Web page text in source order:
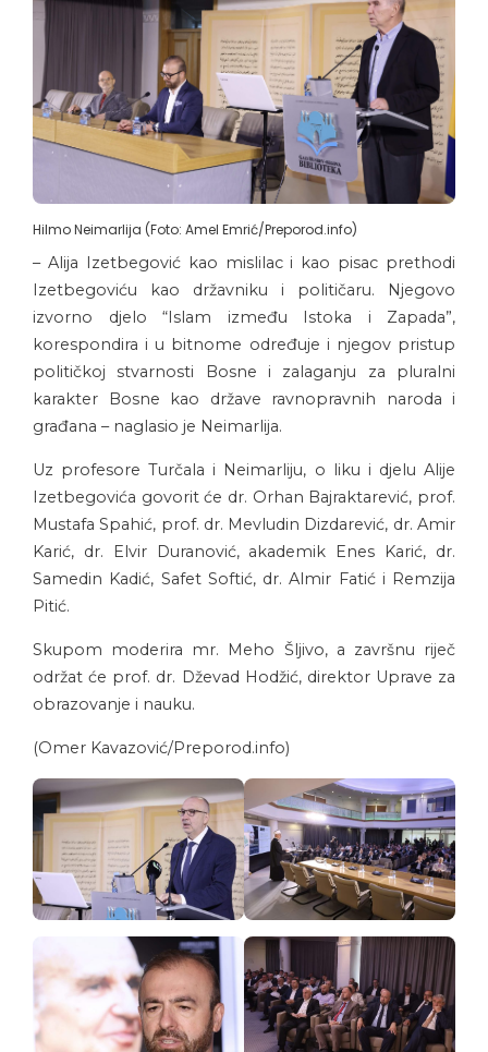
Hilmo Neimarlija (Foto: Amel Emrić/Preporod.info)
– Alija Izetbegović kao mislilac i kao pisac prethodi
Izetbegoviću kao državniku i političaru. Njegovo
izvorno djelo “Islam između Istoka i Zapada”,
korespondira i u bitnome određuje i njegov pristup
političkoj stvarnosti Bosne i zalaganju za pluralni
karakter Bosne kao države ravnopravnih naroda i
građana – naglasio je Neimarlija.
Uz profesore Turčala i Neimarliju, o liku i djelu Alije
Izetbegovića govorit će dr. Orhan Bajraktarević, prof.
Mustafa Spahić, prof. dr. Mevludin Dizdarević, dr. Amir
Karić, dr. Elvir Duranović, akademik Enes Karić, dr.
Samedin Kadić, Safet Softić, dr. Almir Fatić i Remzija
Pitić.
Skupom moderira mr. Meho Šljivo, a završnu riječ
održat će prof. dr. Dževad Hodžić, direktor Uprave za
obrazovanje i nauku.
(Omer Kavazović/Preporod.info)